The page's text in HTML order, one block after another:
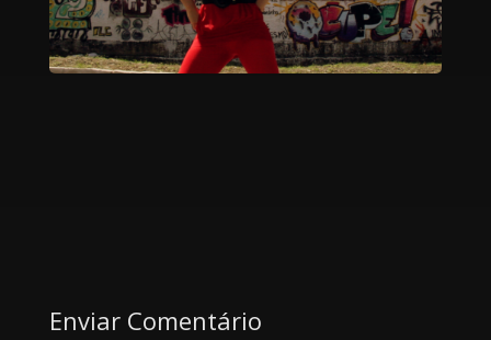
Enviar Comentário